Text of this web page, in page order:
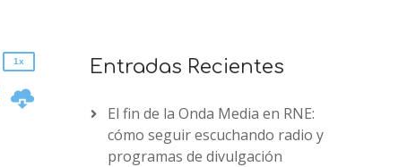
1x Entradas Recientes
El fin de la Onda Media en RNE:
cómo seguir escuchando radio y
programas de divulgación